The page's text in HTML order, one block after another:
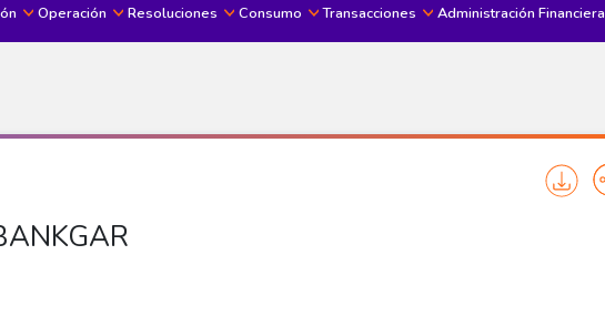
Menu principal
Operación Resoluciones Consumo Transacciones Administración Financiera